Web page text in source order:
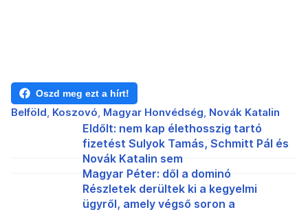
Oszd meg ezt a hírt!
Belföld Koszovó Magyar Honvédség Novák Katalin
Eldőlt: nem kap élethosszig tartó
fizetést Sulyok Tamás, Schmitt Pál és
Novák Katalin sem
Magyar Péter: dől a dominó
Részletek derültek ki a kegyelmi
ügyről, amely végső soron a